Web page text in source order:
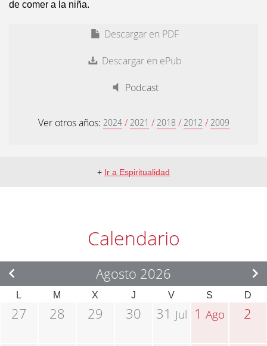
de comer a la niña.
Descargar en PDF
Descargar en ePub
Podcast
Ver otros años: 2024 / 2021 / 2018 / 2012 / 2009
+ Ir a Espiritualidad
Calendario
Agosto 2026
L M X J V S D
27 28 29 30 31 Jul 1Ago 2